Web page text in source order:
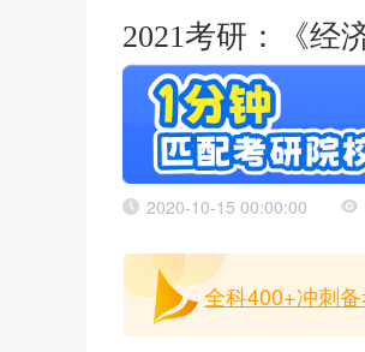
2021考研：《经
2020-10-15 00:00:00
全科400+冲刺